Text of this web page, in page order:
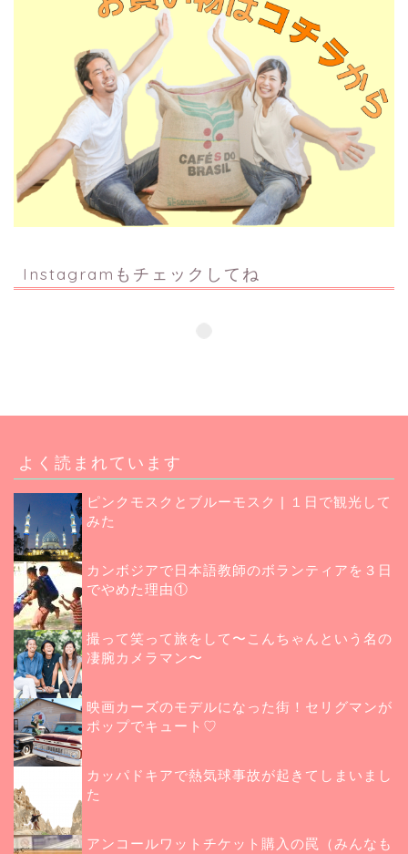
Instagramもチェックしてね
よく読まれています
ピンクモスクとブルーモスク | １日で観光して
みた
カンボジアで日本語教師のボランティアを３日
でやめた理由①
撮って笑って旅をして〜こんちゃんという名の
凄腕カメラマン〜
映画カーズのモデルになった街！セリグマンが
ポップでキュート♡
カッパドキアで熱気球事故が起きてしまいまし
た
アンコールワットチケット購入の罠（みんなも